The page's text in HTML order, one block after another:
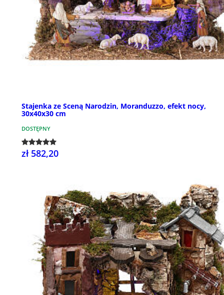
Stajenka ze Sceną Narodzin, Moranduzzo, efekt nocy,
30x40x30 cm
DOSTĘPNY
zł 582,20